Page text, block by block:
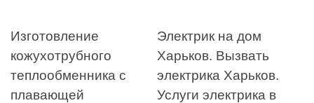
Изготовление
кожухотрубного
теплообменника с
плавающей
Электрик на дом
Харьков. Вызвать
электрика Харьков.
Услуги электрика в